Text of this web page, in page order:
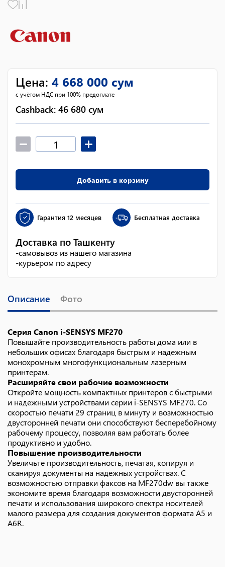
Цена: 4 668 000 сум
с учётом НДС при 100% предоплате
Cashback: 46 680 сум
Добавить в корзину
Гарантия 12 месяцев Бесплатная доставка
Доставка по Ташкенту
-самовывоз из нашего магазина
-курьером по адресу
Описание Фото
Серия Canon i-SENSYS MF270
Повышайте производительность работы дома или в
небольших офисах благодаря быстрым и надежным
монохромным многофункциональным лазерным
принтерам.
Расширяйте свои рабочие возможности
Откройте мощность компактных принтеров с быстрыми
и надежными устройствами серии i-SENSYS MF270. Со
скоростью печати 29 страниц в минуту и возможностью
двусторонней печати они способствуют бесперебойному
рабочему процессу, позволяя вам работать более
продуктивно и удобно.
Повышение производительности
Увеличьте производительность, печатая, копируя и
сканируя документы на надежных устройствах. С
возможностью отправки факсов на MF270dw вы также
экономите время благодаря возможности двусторонней
печати и использования широкого спектра носителей
малого размера для создания документов формата A5 и
A6R.